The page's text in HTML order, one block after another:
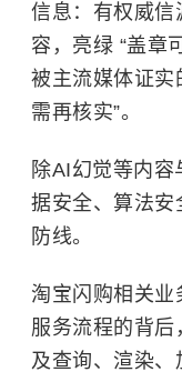
信息：有权威信
容，亮绿 “盖章
被主流媒体证实
需再核实”。
除AI幻觉等内
据安全、算法安
防线。
淘宝闪购相关业
服务流程的背
及查询、渲染